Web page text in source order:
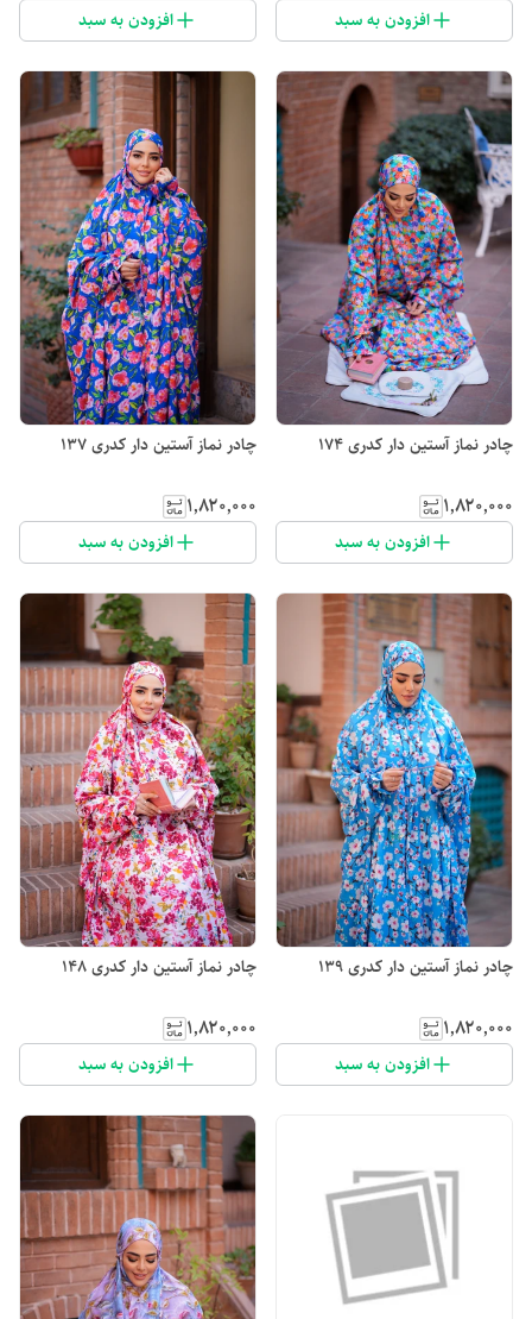
افزودن به سبد افزودن به سبد
چادر نماز آستین دار کدری 174
۱٬۸۲۰٬۰۰۰
افزودن به سبد
چادر نماز آستین دار کدری 137
۱٬۸۲۰٬۰۰۰
افزودن به سبد
چادر نماز آستین دار کدری 139
۱٬۸۲۰٬۰۰۰
افزودن به سبد
چادر نماز آستین دار کدری 148
۱٬۸۲۰٬۰۰۰
افزودن به سبد